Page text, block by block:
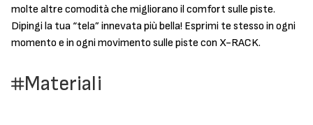
molte altre comodità che migliorano il comfort sulle piste.
Dipingi la tua “tela” innevata più bella! Esprimi te stesso in ogni
momento e in ogni movimento sulle piste con X-RACK.
Materiali